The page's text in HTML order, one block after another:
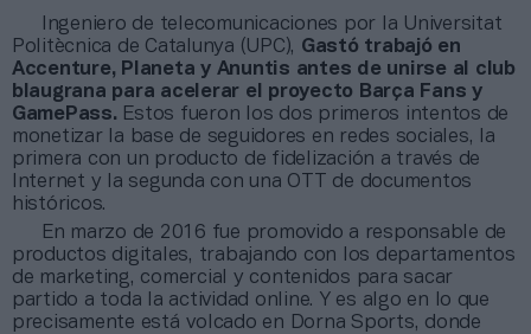
Ingeniero de telecomunicaciones por la Universitat
Politècnica de Catalunya (UPC), Gastó trabajó en
Accenture, Planeta y Anuntis antes de unirse al club
blaugrana para acelerar el proyecto Barça Fans y
GamePass. Estos fueron los dos primeros intentos de
monetizar la base de seguidores en redes sociales, la
primera con un producto de fidelización a través de
Internet y la segunda con una OTT de documentos
históricos.
En marzo de 2016 fue promovido a responsable de
productos digitales, trabajando con los departamentos
de marketing, comercial y contenidos para sacar
partido a toda la actividad online. Y es algo en lo que
precisamente está volcado en Dorna Sports, donde